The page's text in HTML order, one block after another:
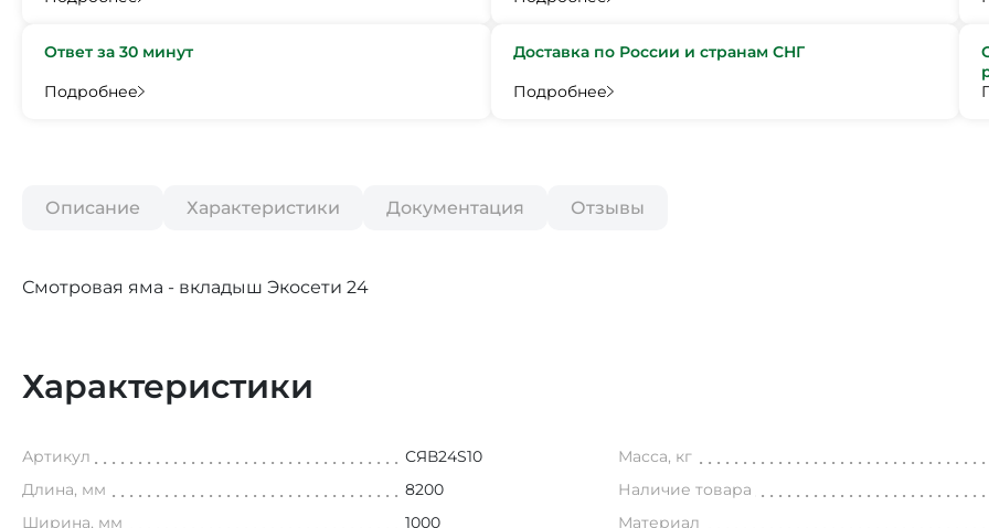
Ответ за 30 минут
Подробнее
Доставка по России и странам СНГ
Подробнее
Описание Характеристики Документация Отзывы
Смотровая яма - вкладыш Экосети 24
Характеристики
Артикул
СЯВ24S10
Длина, мм
8200
Ширина, мм
1000
Масса, кг
Наличие товара
Материал